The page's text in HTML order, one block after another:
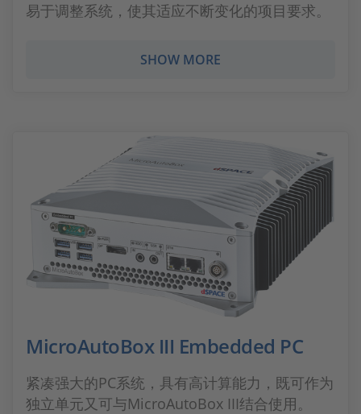
易于调整系统，使其适应不断变化的项目要求。
SHOW MORE
MicroAutoBox III Embedded PC
紧凑强大的PC系统，具有高计算能力，既可作为
独立单元又可与MicroAutoBox III结合使用。